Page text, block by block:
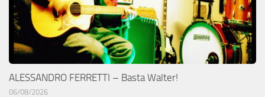
ALESSANDRO FERRETTI – Basta Walter!
06/08/2026